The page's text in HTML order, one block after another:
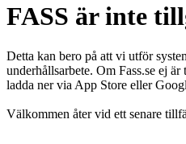
FASS är inte
Detta kan bero på att vi utför
underhållsarbete. Om Fass.se ej
ladda ner via App Store eller
Välkommen åter vid ett senare